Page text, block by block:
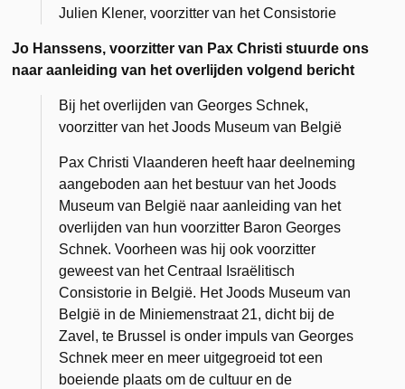
Julien Klener, voorzitter van het Consistorie
Jo Hanssens, voorzitter van Pax Christi stuurde ons
naar aanleiding van het overlijden volgend bericht
Bij het overlijden van Georges Schnek,
voorzitter van het Joods Museum van België
Pax Christi Vlaanderen heeft haar deelneming
aangeboden aan het bestuur van het Joods
Museum van België naar aanleiding van het
overlijden van hun voorzitter Baron Georges
Schnek. Voorheen was hij ook voorzitter
geweest van het Centraal Israëlitisch
Consistorie in België. Het Joods Museum van
België in de Miniemenstraat 21, dicht bij de
Zavel, te Brussel is onder impuls van Georges
Schnek meer en meer uitgegroeid tot een
boeiende plaats om de cultuur en de